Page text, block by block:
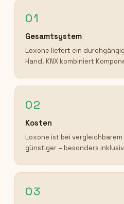
01
Gesamtsystem
Loxone liefert ein
Hand. KNX kombiniert
02
Kosten
Loxone ist bei
günstiger – besonders
03